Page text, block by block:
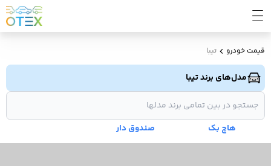
قیمت خودرو تیبا
مدل‌های برند تیبا
هاچ بک صندوق دار